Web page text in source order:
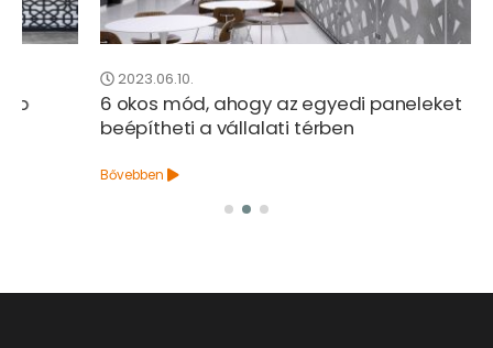
2023.06.10.
6 okos mód, ahogy az egyedi paneleket
beépítheti a vállalati térben